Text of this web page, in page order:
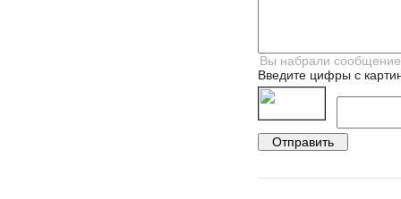
Введите цифры с